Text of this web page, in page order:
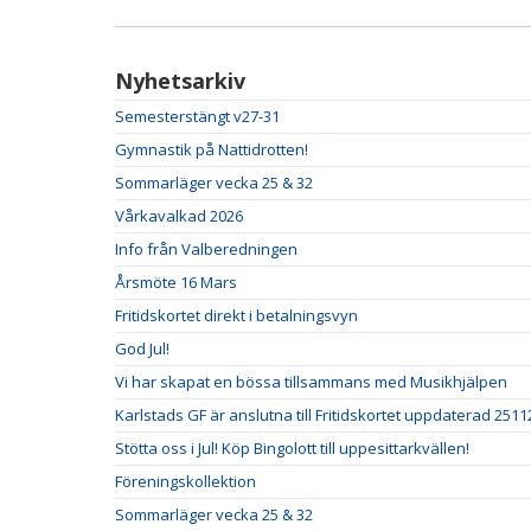
Nyhetsarkiv
Semesterstängt v27-31
Gymnastik på Nattidrotten!
Sommarläger vecka 25 & 32
Vårkavalkad 2026
Info från Valberedningen
Årsmöte 16 Mars
Fritidskortet direkt i betalningsvyn
God Jul!
Vi har skapat en bössa tillsammans med Musikhjälpen
Karlstads GF är anslutna till Fritidskortet uppdaterad
Stötta oss i Jul! Köp Bingolott till uppesittarkvällen!
Föreningskollektion
Sommarläger vecka 25 & 32